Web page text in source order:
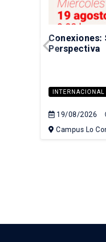
Conexiones:
Perspectiva
INTERNACIONAL
19/08/2026
Campus Lo